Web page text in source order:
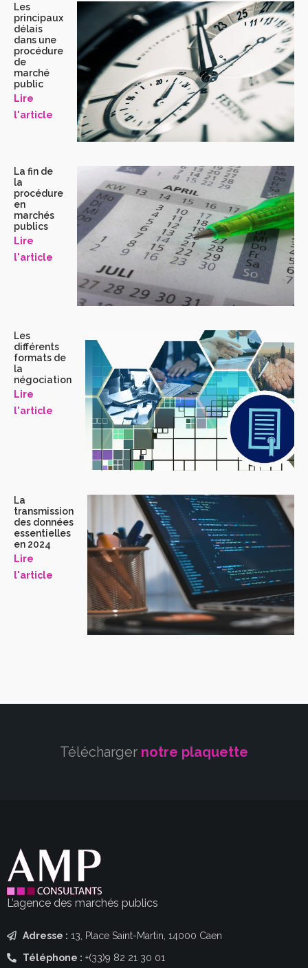
Les
principaux
délais
dans une
procédure
de
marché
public
Lire
l'article
La fin de
la
procédure
en
marchés
publics
Lire
l'article
Les
différents
formats de
la
négociation
Lire
l'article
La
transmission
des données
essentielles
en 2024
Lire
l'article
Télécharger notre plaquette
L’agence des marchés publics
Adresse : 13, Place Saint-Martin, 14000 Caen
Téléphone : +(33)9 82 21 30 01